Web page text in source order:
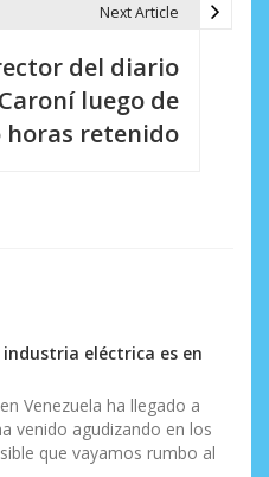
Next Article
del diario
luego de
retenido
industria eléctrica es en
Venezuela ha llegado a
venido agudizando en los
que vayamos rumbo al